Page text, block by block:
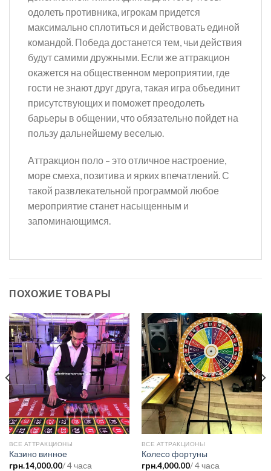
одолеть противника, игрокам придется
максимально сплотиться и действовать единой
командой. Победа достанется тем, чьи действия
будут самими дружными. Если же аттракцион
окажется на общественном мероприятии, где
гости не знают друг друга, такая игра объединит
присутствующих и поможет преодолеть
барьеры в общении, что обязательно пойдет на
пользу дальнейшему веселью.
Аттракцион поло – это отличное настроение,
море смеха, позитива и ярких впечатлений. С
такой развлекательной программой любое
мероприятие станет насыщенным и
запоминающимся.
ПОХОЖИЕ ТОВАРЫ
ВСЕ АТТРАКЦИОНЫ
Казино винное
грн.14,000.00/ 4 часа
ВСЕ АТТРАКЦИОНЫ
Колесо фортуны
грн.4,000.00/ 4 часа